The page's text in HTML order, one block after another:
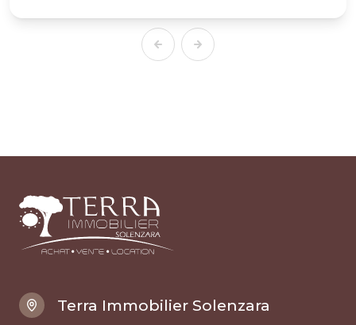
Terra Immobilier Solenzara